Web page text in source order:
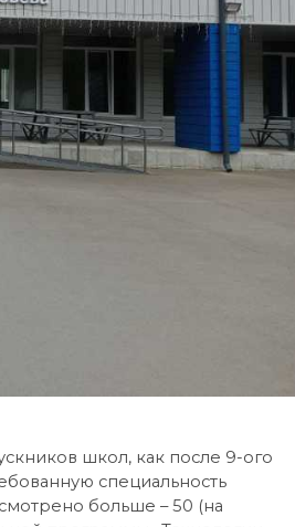
школ, как после 9-ого
специальность
больше – 50 (на